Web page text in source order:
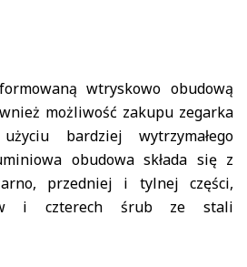
wtryskowo obudową
możliwość zakupu zegarka
bardziej wytrzymałego
obudowa składa się z
przedniej i tylnej części,
i czterech śrub ze stali